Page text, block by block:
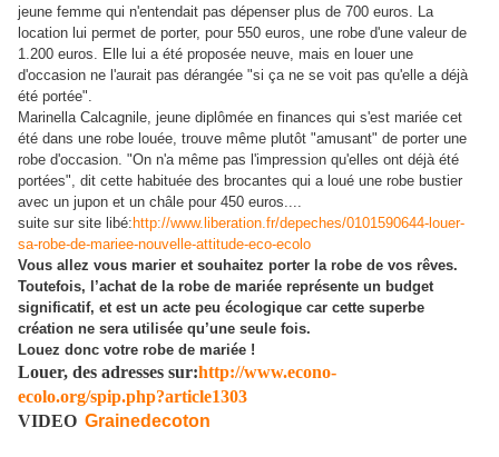
jeune femme qui n'entendait pas dépenser plus de 700 euros. La
location lui permet de porter, pour 550 euros, une robe d'une valeur de
1.200 euros. Elle lui a été proposée neuve, mais en louer une
d'occasion ne l'aurait pas dérangée "si ça ne se voit pas qu'elle a déjà
été portée".
Marinella Calcagnile, jeune diplômée en finances qui s'est mariée cet
été dans une robe louée, trouve même plutôt "amusant" de porter une
robe d'occasion. "On n'a même pas l'impression qu'elles ont déjà été
portées", dit cette habituée des brocantes qui a loué une robe bustier
avec un jupon et un châle pour 450 euros....
suite sur site libé:http://www.liberation.fr/depeches/0101590644-louer-
sa-robe-de-mariee-nouvelle-attitude-eco-ecolo
Vous allez vous marier et souhaitez porter la robe de vos rêves.
Toutefois, l’achat de la robe de mariée représente un budget
significatif, et est un acte peu écologique car cette superbe
création ne sera utilisée qu’une seule fois.
Louez donc votre robe de mariée !
Louer, des adresses sur:http://www.econo-
ecolo.org/spip.php?article1303
VIDEO Grainedecoton